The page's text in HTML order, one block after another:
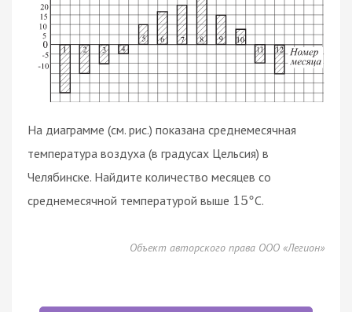
На диаграмме (см. рис.) показана среднемесячная
температура воздуха (в градусах Цельсия) в
Челябинске. Найдите количество месяцев со
среднемесячной температурой выше 15°C.
Объект авторского права ООО «Легион»